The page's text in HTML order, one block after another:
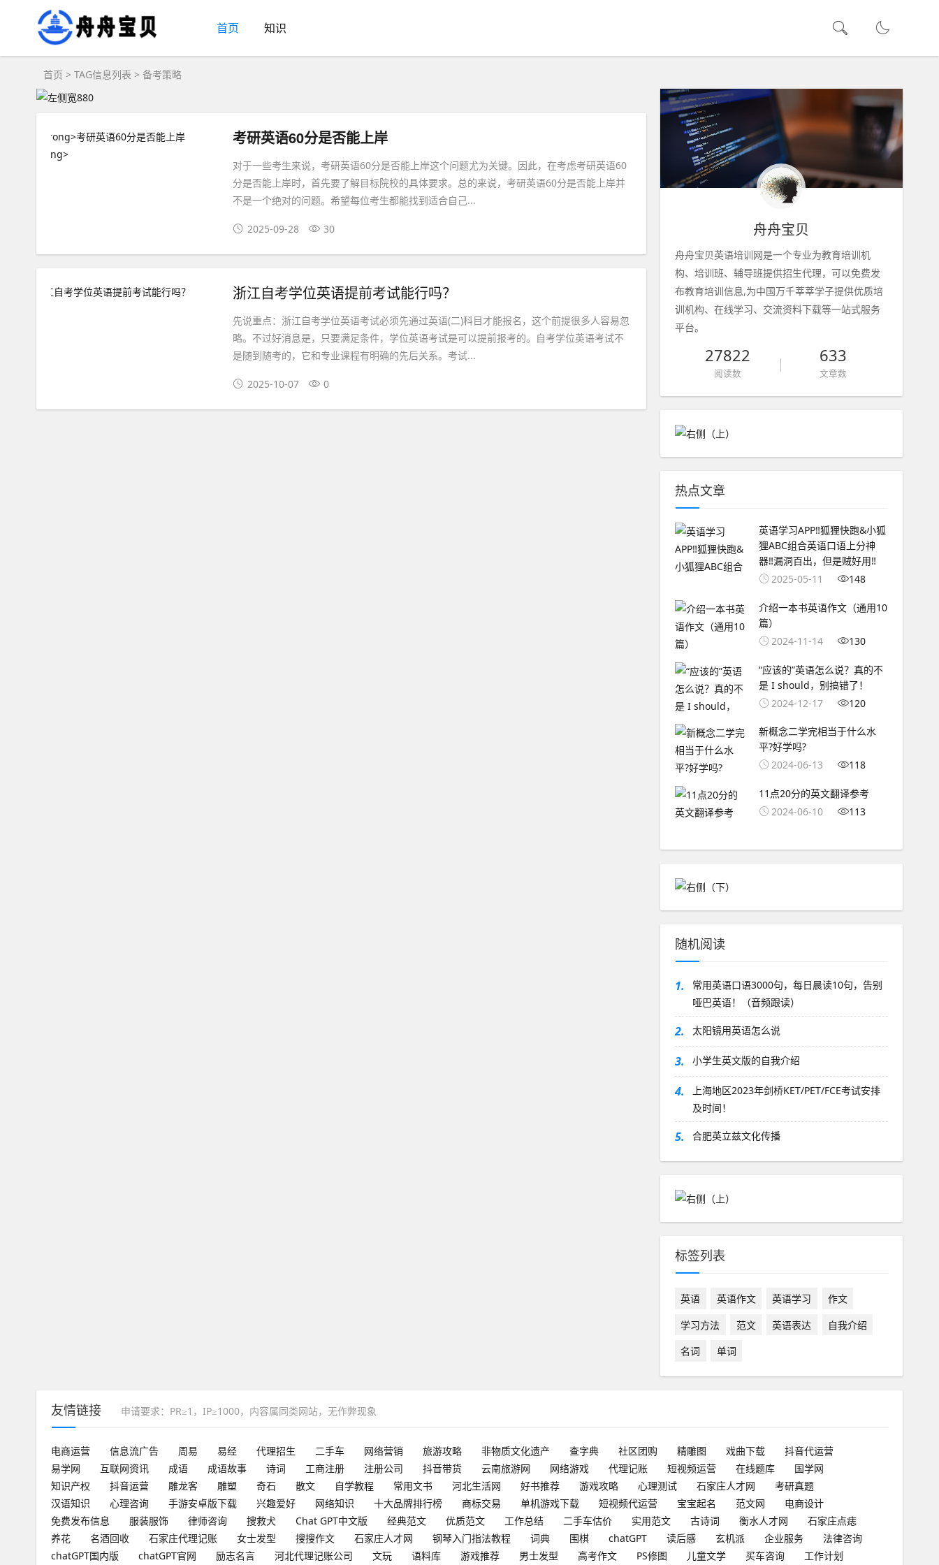
首页 知识
首页 > TAG信息列表 > 备考策略
考研英语60分是否能上岸
对于一些考生来说，考研英语60分是否能上岸这个问题尤为关键。因此，在考虑考研英语60
分是否能上岸时，首先要了解目标院校的具体要求。总的来说，考研英语60分是否能上岸并
不是一个绝对的问题。希望每位考生都能找到适合自己...
2025-09-28 30
浙江自考学位英语提前考试能行吗？
先说重点：浙江自考学位英语考试必须先通过英语(二)科目才能报名，这个前提很多人容易忽
略。不过好消息是，只要满足条件，学位英语考试是可以提前报考的。自考学位英语考试不
是随到随考的，它和专业课程有明确的先后关系。考试...
2025-10-07 0
舟舟宝贝
舟舟宝贝英语培训网是一个专业为教育培训机
构、培训班、辅导班提供招生代理，可以免费发
布教育培训信息,为中国万千莘莘学子提供优质培
训机构、在线学习、交流资料下载等一站式服务
平台。
27822
阅读数
633
文章数
热点文章
英语学习APP‼️狐狸快跑&小狐
狸ABC组合英语口语上分神
器‼️漏洞百出，但是贼好用‼️
2025-05-11
148
介绍一本书英语作文（通用10
篇）
2024-11-14
130
“应该的”英语怎么说？真的不
是 I should，别搞错了！
2024-12-17
120
新概念二学完相当于什么水
平?好学吗?
2024-06-13
118
11点20分的英文翻译参考
2024-06-10
113
随机阅读
1.
常用英语口语3000句，每日晨读10句，告别
哑巴英语！（音频跟读）
2. 太阳镜用英语怎么说
3. 小学生英文版的自我介绍
4.
上海地区2023年剑桥KET/PET/FCE考试安排
及时间！
5. 合肥英立兹文化传播
标签列表
英语 英语作文 英语学习
作文
学习方法
范文 英语表达
自我介绍
名词
单词
友情链接 申请要求：PR≥1，IP≥1000，内容属同类网站，无作弊现象
电商运营 信息流广告 周易 易经 代理招生 二手车 网络营销 旅游攻略 非物质文化遗产 查字典 社区团购 精雕图 戏曲下载
抖音代运营
易学网
互联网资讯 成语 成语故事 诗词 工商注册 注册公司 抖音带货 云南旅游网 网络游戏 代理记账 短视频运营 在线题库
国学网
知识产权
抖音运营 雕龙客 雕塑 奇石 散文 自学教程 常用文书 河北生活网 好书推荐 游戏攻略 心理测试 石家庄人才网
考研真题
汉语知识
心理咨询 手游安卓版下载 兴趣爱好 网络知识 十大品牌排行榜 商标交易 单机游戏下载 短视频代运营 宝宝起名 范文网
电商设计
免费发布信息
服装服饰 律师咨询 搜救犬 Chat GPT中文版 经典范文 优质范文 工作总结 二手车估价 实用范文 古诗词 衡水人才网
石家庄点痣
养花
名酒回收 石家庄代理记账 女士发型 搜搜作文 石家庄人才网 钢琴入门指法教程 词典 围棋 chatGPT 读后感 玄机派 企业服务
法律咨询
chatGPT国内版
chatGPT官网 励志名言 河北代理记账公司 文玩 语料库 游戏推荐 男士发型 高考作文 PS修图 儿童文学 买车咨询 工作计划